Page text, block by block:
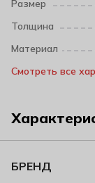
Размер
Толщина
Материал
Смотреть все
БРЕНД